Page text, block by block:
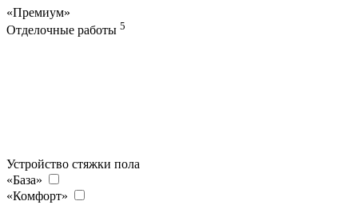
«Премиум»
Отделочные работы 5
Устройство стяжки пола
«База»
«Комфорт»